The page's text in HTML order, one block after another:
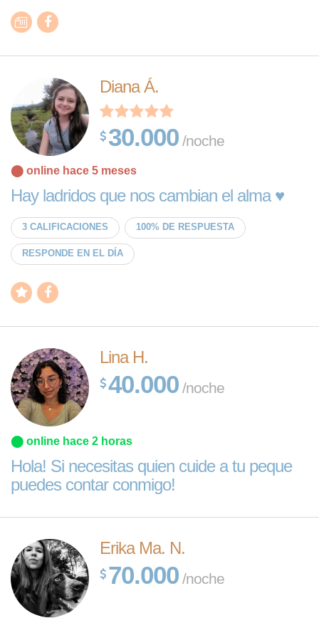
Diana Á.
30.000 /noche
⬤ online hace 5 meses
Hay ladridos que nos cambian el alma ♥️
3 CALIFICACIONES 100% DE RESPUESTA
RESPONDE EN EL DÍA
Lina H.
40.000 /noche
⬤ online hace 2 horas
Hola! Si necesitas quien cuide a tu peque
puedes contar conmigo!
Erika Ma. N.
70.000 /noche